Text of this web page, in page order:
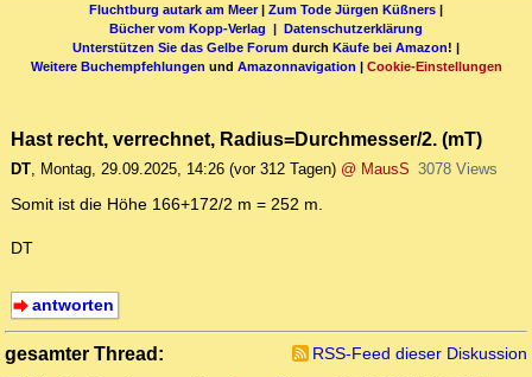
Fluchtburg autark am Meer| Zum Tode Jürgen Küßners |
Bücher vom Kopp-Verlag | Datenschutzerklärung
Unterstützen Sie das Gelbe Forum durch Käufe bei Amazon! |
Weitere Buchempfehlungen und Amazonnavigation | Cookie-Einstellungen
Hast recht, verrechnet, Radius=Durchmesser/2. (mT)
DT, Montag, 29.09.2025, 14:26 (vor 312 Tagen) @ MausS 3078 Views
Somit ist die Höhe 166+172/2 m = 252 m.
DT
antworten
gesamter Thread:
RSS-Feed dieser Diskussion